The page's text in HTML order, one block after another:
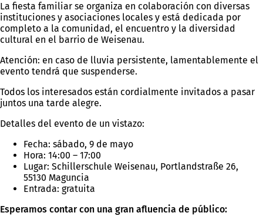
La fiesta familiar se organiza en colaboración con diversas
instituciones y asociaciones locales y está dedicada por
completo a la comunidad, el encuentro y la diversidad
cultural en el barrio de Weisenau.
Atención: en caso de lluvia persistente, lamentablemente el
evento tendrá que suspenderse.
Todos los interesados están cordialmente invitados a pasar
juntos una tarde alegre.
Detalles del evento de un vistazo:
Fecha: sábado, 9 de mayo
Hora: 14:00 – 17:00
Lugar: Schillerschule Weisenau, Portlandstraße 26,
55130 Maguncia
Entrada: gratuita
Esperamos contar con una gran afluencia de público: